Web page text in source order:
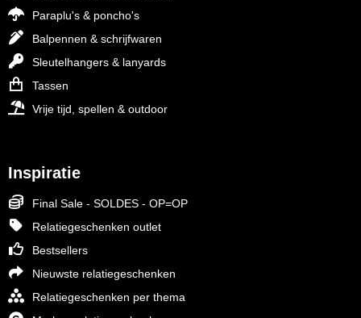
Paraplu's & poncho's
Balpennen & schrijfwaren
Sleutelhangers & lanyards
Tassen
Vrije tijd, spellen & outdoor
Inspiratie
Final Sale - SOLDES - OP=OP
Relatiegeschenken outlet
Bestsellers
Nieuwste relatiegeschenken
Relatiegeschenken per thema